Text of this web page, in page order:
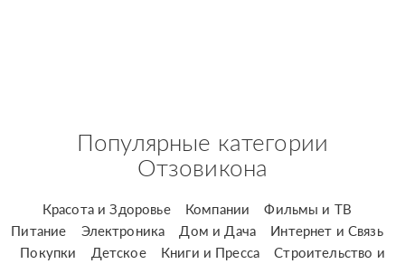
Популярные категории
Отзовикона
Красота и Здоровье Компании
Фильмы и ТВ
Питание
Электроника Дом и Дача
Интернет и Связь
Покупки
Детское Книги и Пресса
Строительство и